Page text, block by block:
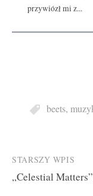
przywiózł mi z...
beets,
Post
navigation
STARSZY WPIS
„Celestial